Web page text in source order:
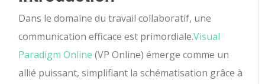
Dans le domaine du travail collaboratif, une
communication efficace est primordiale.Visual
Paradigm Online (VP Online) émerge comme un
allié puissant, simplifiant la schématisation grâce à